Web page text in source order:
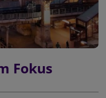
Fokus